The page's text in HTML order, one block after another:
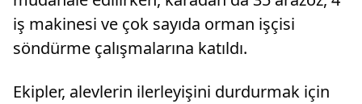
iş makinesi ve çok sayıda orman işçisi
söndürme çalışmalarına katıldı.
Ekipler, alevlerin ilerleyişini durdurmak için